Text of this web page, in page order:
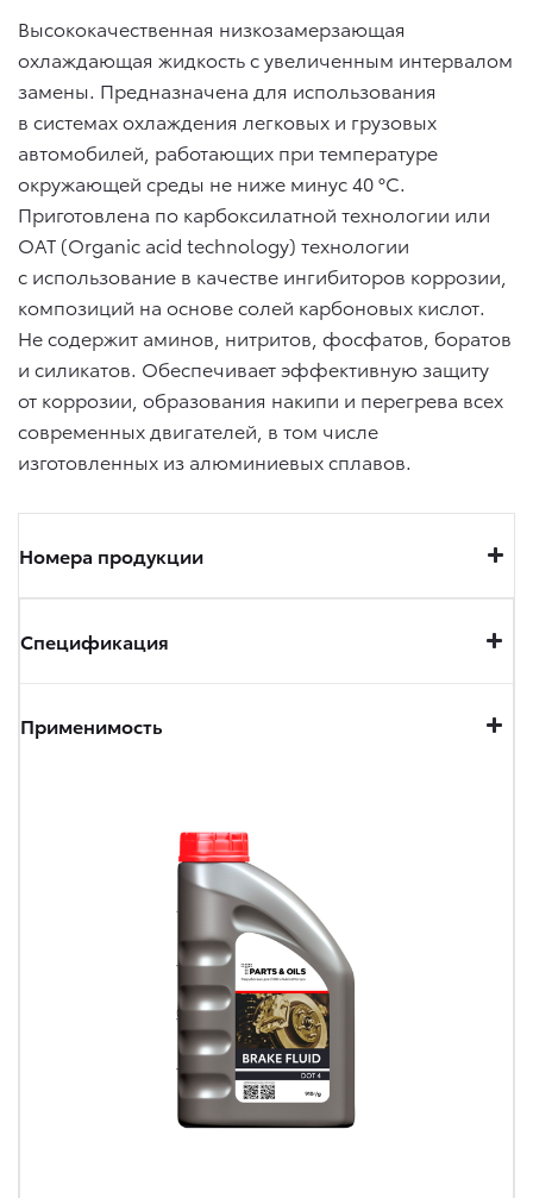
Высококачественная низкозамерзающая
охлаждающая жидкость с увеличенным интервалом
замены. Предназначена для использования
в системах охлаждения легковых и грузовых
автомобилей, работающих при температуре
окружающей среды не ниже минус 40 °C.
Приготовлена по карбоксилатной технологии или
ОАТ (Organic acid technology) технологии
с использование в качестве ингибиторов коррозии,
композиций на основе солей карбоновых кислот.
Не содержит аминов, нитритов, фосфатов, боратов
и силикатов. Обеспечивает эффективную защиту
от коррозии, образования накипи и перегрева всех
современных двигателей, в том числе
изготовленных из алюминиевых сплавов.
Номера продукции
Спецификация
Применимость